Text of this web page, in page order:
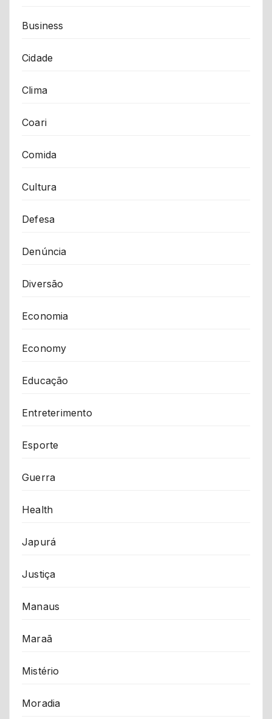
Business
Cidade
Clima
Coari
Comida
Cultura
Defesa
Denúncia
Diversão
Economia
Economy
Educação
Entreterimento
Esporte
Guerra
Health
Japurá
Justiça
Manaus
Maraã
Mistério
Moradia